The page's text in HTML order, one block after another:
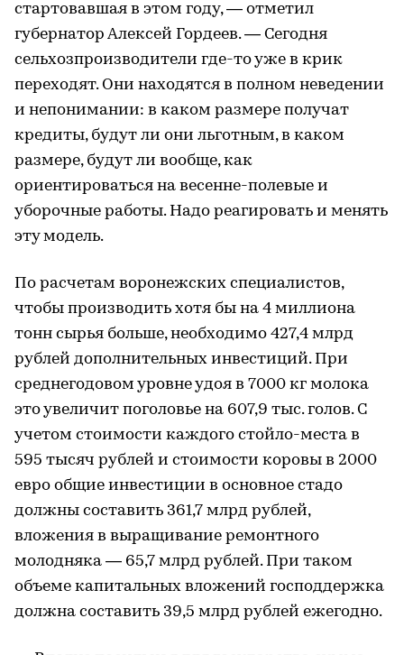
стартовавшая в этом году, — отметил
губернатор Алексей Гордеев. — Сегодня
сельхозпроизводители где-то уже в крик
переходят. Они находятся в полном неведении
и непонимании: в каком размере получат
кредиты, будут ли они льготным, в каком
размере, будут ли вообще, как
ориентироваться на весенне-полевые и
уборочные работы. Надо реагировать и менять
эту модель.
По расчетам воронежских специалистов,
чтобы производить хотя бы на 4 миллиона
тонн сырья больше, необходимо 427,4 млрд
рублей дополнительных инвестиций. При
среднегодовом уровне удоя в 7000 кг молока
это увеличит поголовье на 607,9 тыс. голов. С
учетом стоимости каждого стойло-места в
595 тысяч рублей и стоимости коровы в 2000
евро общие инвестиции в основное стадо
должны составить 361,7 млрд рублей,
вложения в выращивание ремонтного
молодняка — 65,7 млрд рублей. При таком
объеме капитальных вложений господдержка
должна составить 39,5 млрд рублей ежегодно.